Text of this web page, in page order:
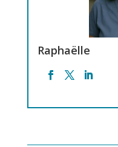
Raphaëlle